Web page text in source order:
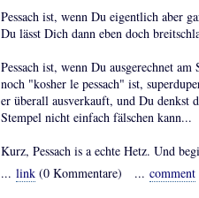
Pessach ist, wenn Du eigentlich aber
Du lässt Dich dann eben doch
Pessach ist, wenn Du ausgerechnet
noch "kosher le pessach" ist,
er überall ausverkauft, und Du denkst
Stempel nicht einfach fälschen kann...
Kurz, Pessach is a echte Hetz. Und
... link (0 Kommentare) ... comment